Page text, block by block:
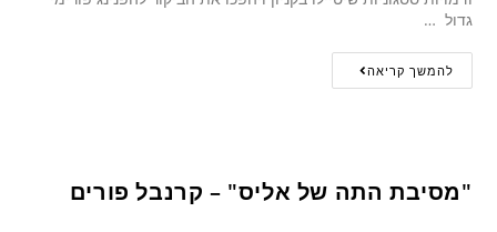
גדול …
להמשך קריאה
"מסיבת התה של אליס" – קרנבל פורים